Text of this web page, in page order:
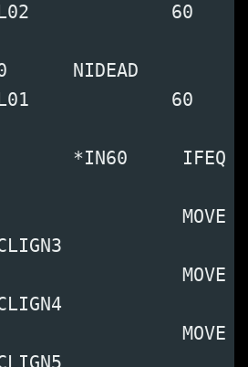
60
NIDEAD
60
*IN60     IFEQ
MOVE
MOVE
MOVE